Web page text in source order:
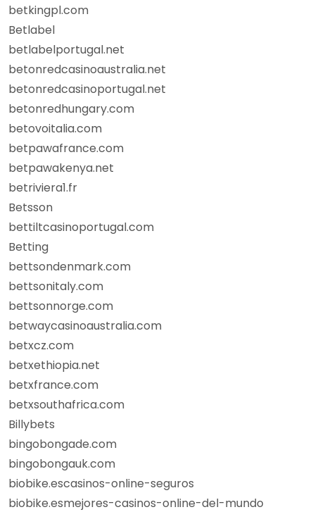
betkingpl.com
Betlabel
betlabelportugal.net
betonredcasinoaustralia.net
betonredcasinoportugal.net
betonredhungary.com
betovoitalia.com
betpawafrance.com
betpawakenya.net
betriviera1.fr
Betsson
bettiltcasinoportugal.com
Betting
bettsondenmark.com
bettsonitaly.com
bettsonnorge.com
betwaycasinoaustralia.com
betxcz.com
betxethiopia.net
betxfrance.com
betxsouthafrica.com
Billybets
bingobongade.com
bingobongauk.com
biobike.escasinos-online-seguros
biobike.esmejores-casinos-online-del-mundo